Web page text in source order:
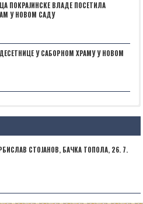
ПОКРАЈИНСКЕ ВЛАДЕ ПОСЕТИЛА
У НОВОМ САДУ
У САБОРНОМ ХРАМУ У НОВОМ
СТОЈАНОВ, БАЧКА ТОПОЛА, 26. 7.